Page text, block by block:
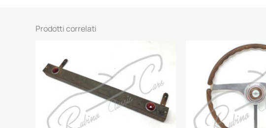
Prodotti correlati